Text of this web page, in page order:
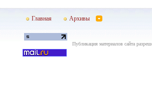
Главная Архивы
Публикация материалов сайта